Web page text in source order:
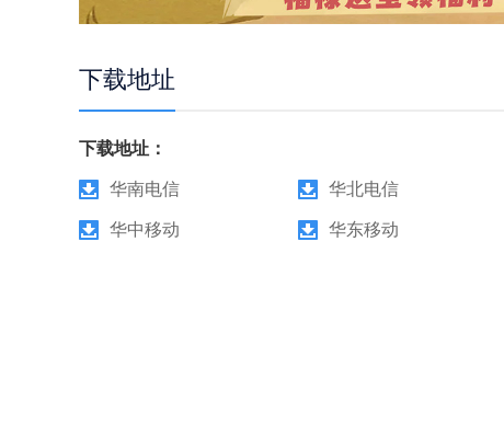
下载地址
下载地址：
华南电信 华北电信
华中移动 华东移动